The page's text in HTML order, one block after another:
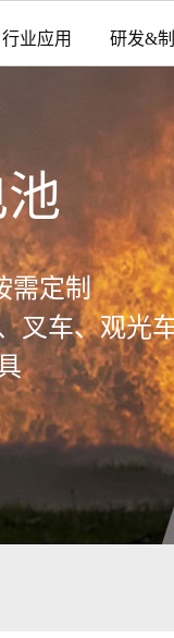
行业应用 研发&
需定制
叉车、观光